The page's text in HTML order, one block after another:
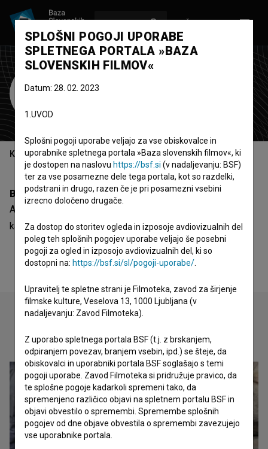
Andrej Drašler
Kazalo
Biografija
Andrej Drašler je mešalec zvoka. Najnovejši projekt, pri
katerem je sodeloval, jeTrohnenje 2022 (2022).
Oglejte si
SPLOŠNI POGOJI UPORABE
SPLETNEGA PORTALA »BAZA
SLOVENSKIH FILMOV«
Datum: 28. 02. 2023
1.UVOD
Splošni pogoji uporabe veljajo za vse obiskovalce in
uporabnike spletnega portala »Baza slovenskih filmov«, ki
je dostopen na naslovu https://bsf.si (v nadaljevanju: BSF)
ter za vse posamezne dele tega portala, kot so razdelki,
podstrani in drugo, razen če je pri posamezni vsebini
izrecno določeno drugače.
Za dostop do storitev ogleda in izposoje avdiovizualnih del
poleg teh splošnih pogojev uporabe veljajo še posebni
pogoji za ogled in izposojo avdiovizualnih del, ki so
dostopni na: https://bsf.si/sl/pogoji-uporabe/
Upravitelj te spletne strani je Filmoteka, zavod za širjenje
filmske kulture, Veselova 13, 1000 Ljubljana (v
nadaljevanju: Zavod Filmoteka).
Z uporabo spletnega portala BSF (t.j. z brskanjem,
odpiranjem povezav, branjem vsebin, ipd.) se šteje, da
obiskovalci in uporabniki portala BSF soglašajo s temi
pogoji uporabe. Zavod Filmoteka si pridružuje pravico, da
te splošne pogoje kadarkoli spremeni tako, da
spremenjeno različico objavi na spletnem portalu BSF in
objavi obvestilo o spremembi. Spremembe splošnih
pogojev od dne objave obvestila o spremembi zavezujejo
vse uporabnike portala.